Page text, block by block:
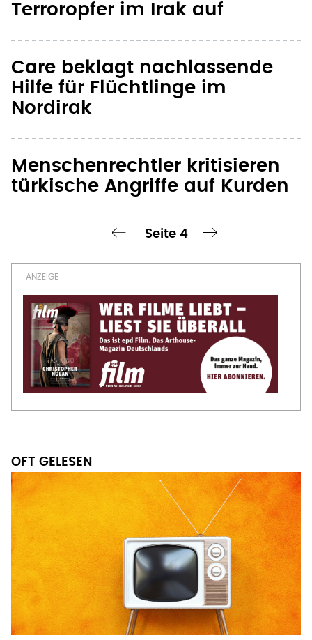
Terroropfer im Irak auf
Care beklagt nachlassende
Hilfe für Flüchtlinge im
Nordirak
Menschenrechtler kritisieren
türkische Angriffe auf Kurden
Seite 4
nächste Seite ›